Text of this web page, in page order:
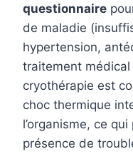
questionnaire
de maladie
hypertension,
traitement médical
cryothérapie est
choc thermique
l’organisme, ce
présence de